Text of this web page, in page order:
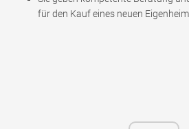
für den Kauf eines neuen